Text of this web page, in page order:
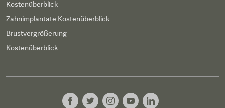
Kostenüberblick
Zahnimplantate Kostenüberblick
Brustvergrößerung
Kostenüberblick